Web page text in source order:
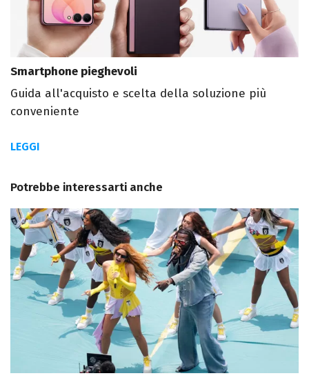
Smartphone pieghevoli
Guida all'acquisto e scelta della soluzione più
conveniente
LEGGI
Potrebbe interessarti anche